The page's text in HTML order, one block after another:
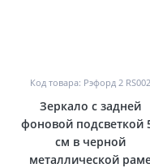
Код товара: Рэфорд 2 RS002
Зеркало с задней
фоновой подсветкой
см в черной
металлической